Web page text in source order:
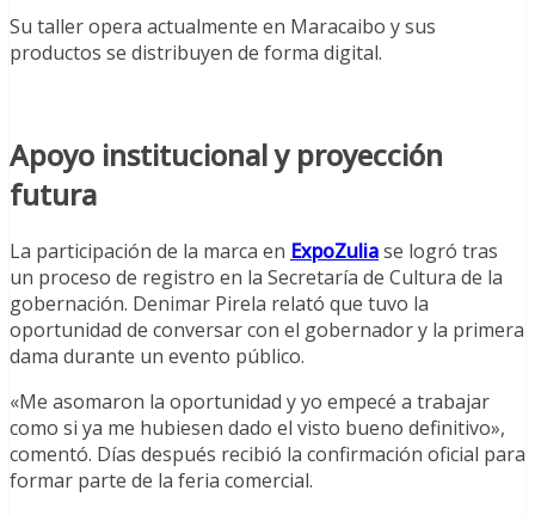
Su taller opera actualmente en Maracaibo y sus
productos se distribuyen de forma digital.
Apoyo institucional y proyección
futura
La participación de la marca en ExpoZuliase logró tras
un proceso de registro en la Secretaría de Cultura de la
gobernación. Denimar Pirela relató que tuvo la
oportunidad de conversar con el gobernador y la primera
dama durante un evento público.
«Me asomaron la oportunidad y yo empecé a trabajar
como si ya me hubiesen dado el visto bueno definitivo»,
comentó. Días después recibió la confirmación oficial para
formar parte de la feria comercial.